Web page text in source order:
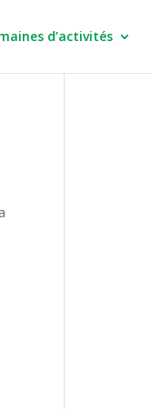
d’activités